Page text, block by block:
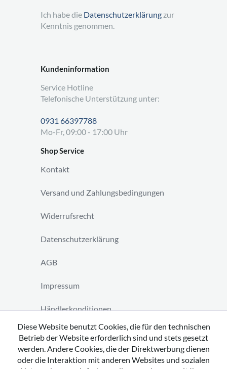
Kundeninformation
Service Hotline
Telefonische Unterstützung unter:
0931 66397788
Mo-Fr, 09:00 - 17:00 Uhr
Shop Service
Kontakt
Versand und Zahlungsbedingungen
Widerrufsrecht
Datenschutzerklärung
AGB
Impressum
Händlerkonditionen
Vertrag widerrufen
Ich habe die Datenschutzerklärung zur
Kenntnis genommen.
Diese Website benutzt Cookies, die für den technischen
Betrieb der Website erforderlich sind und stets gesetzt
werden. Andere Cookies, die der Direktwerbung dienen
oder die Interaktion mit anderen Websites und sozialen